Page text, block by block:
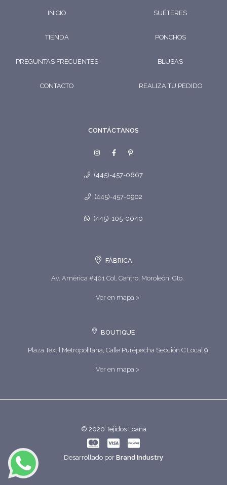
INICIO
TIENDA
PREGUNTAS FRECUENTES
CONTACTO
SUÉTERES
PONCHOS
BLUSAS
REALIZA TU PEDIDO
CONTÁCTANOS
(445)-457-0667
(445)-457-0902
(445)-105-0040
FÁBRICA
Av. América #401 Col. Centro, Moroleón, Gto.
Ver en mapa >
BOUTIQUE
Plaza Textil Metropolitana, Calle Purépecha Sección C Local 9
Ver en mapa >
© 2020 Tejidos Loana
Desarrollado por Brand Industry